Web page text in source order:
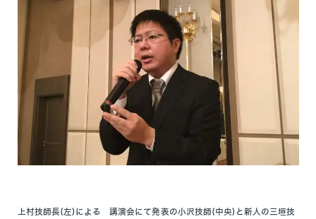
上村技師長(左)による 講演会にて発表の小沢技師(中央)と新人の三垣技